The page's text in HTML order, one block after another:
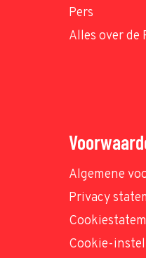
Pers
Alles over de
Algemene
Privacy
Cookie-